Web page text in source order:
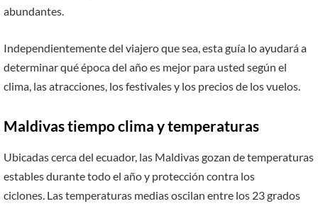
abundantes.
Independientemente del viajero que sea, esta guía lo ayudará a
determinar qué época del año es mejor para usted según el
clima, las atracciones, los festivales y los precios de los vuelos.
Maldivas tiempo clima y temperaturas
Ubicadas cerca del ecuador, las Maldivas gozan de temperaturas
estables durante todo el año y protección contra los
ciclones. Las temperaturas medias oscilan entre los 23 grados